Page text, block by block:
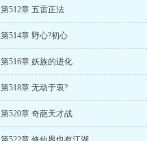
第512章 五雷正法
第514章 野心?初心
第516章 妖族的进化
第518章 无动于衷?
第520章 奇葩天才战